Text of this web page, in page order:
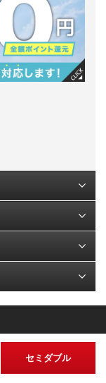
セミダブル